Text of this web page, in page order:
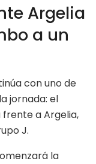
Argelia
a un
con uno de
jornada: el
a Argelia,
J.
la